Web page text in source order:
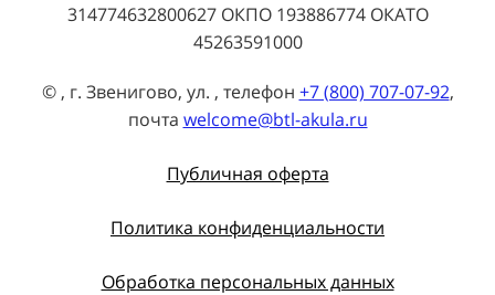
314774632800627 ОКПО 193886774 ОКАТО
45263591000
© , г. Звенигово, ул. , телефон +7 (800) 707-07-92,
почта welcome@btl-akula.ru
Публичная оферта
Политика конфиденциальности
Обработка персональных данных